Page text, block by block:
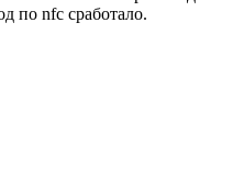
по nfc сработало.